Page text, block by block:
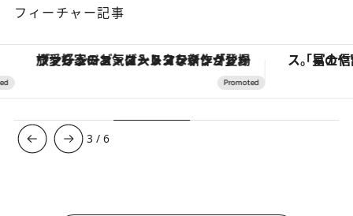
フィーチャー記事
ヴァシュロン・コンスタンタン「オーヴァーシーズ・オートマティック」。旅愛好家のお気に入りコレクションから、ジェンダーレスな新作が登場
3 /6